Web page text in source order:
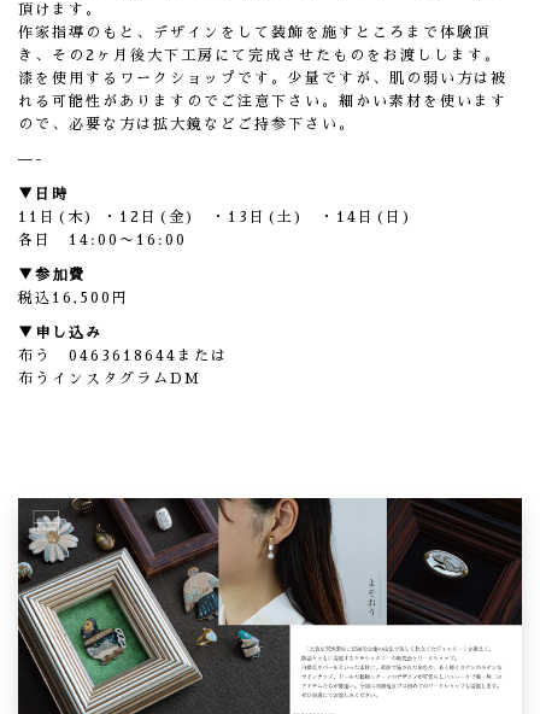
頂けます。
作家指導のもと、デザインをして装飾を施すところまで体験頂
き、 その2ヶ月後大下工房にて完成させたものをお渡しします。
漆を使用するワークショップです。少量ですが、肌の弱い方は被
れ る可能性がありますのでご注意下さい。細かい素材を使います
ので 、必要な方は拡大鏡などご持参下さい。
—-
▼日時
11日(木) ・12日(金) ・13日(土) ・14日(日)
各日 14:00〜16:00
▼参加費
税込16,500円
▼申し込み
布う 0463618644または
布うインスタグラムDM